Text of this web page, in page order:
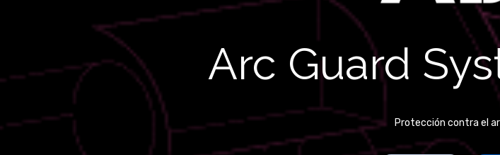
Arc Guard
Protección contra el